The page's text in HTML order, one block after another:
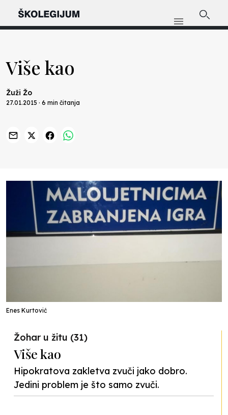
Više kao
Žuži Žo
27.01.2015 · 6 min čitanja
Enes Kurtović
Žohar u žitu (31)
Više kao
Hipokratova zakletva zvuči jako dobro.
Jedini problem je što samo zvuči.